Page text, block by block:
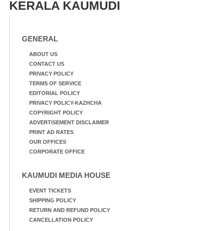
KERALA KAUMUDI
GENERAL
ABOUT US
CONTACT US
PRIVACY POLICY
TERMS OF SERVICE
EDITORIAL POLICY
PRIVACY POLICY-KAZHCHA
COPYRIGHT POLICY
ADVERTISEMENT DISCLAIMER
PRINT AD RATES
OUR OFFICES
CORPORATE OFFICE
KAUMUDI MEDIA HOUSE
EVENT TICKETS
SHIPPING POLICY
RETURN AND REFUND POLICY
CANCELLATION POLICY